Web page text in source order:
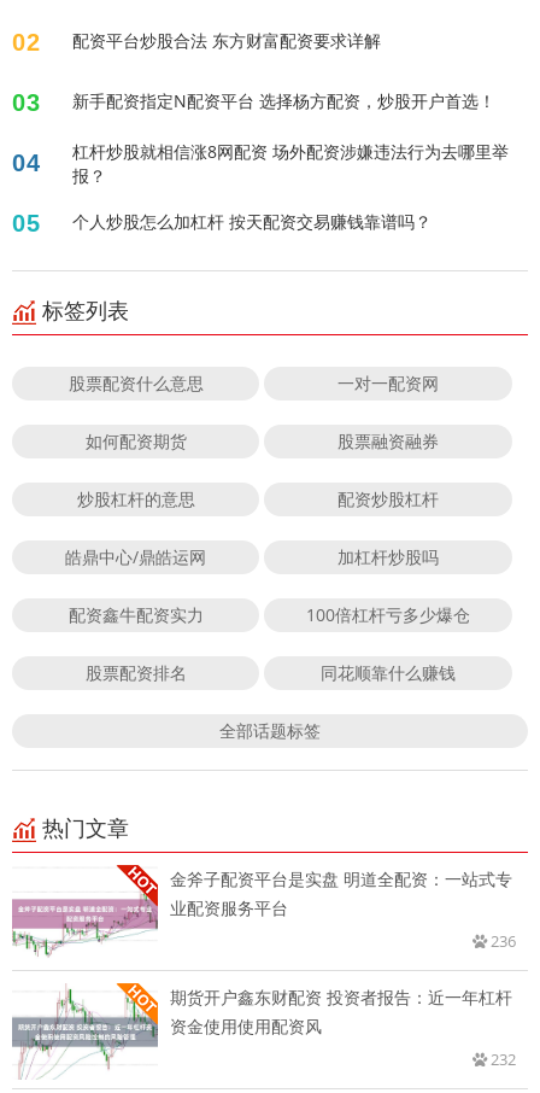
02 配资平台炒股合法 东方财富配资要求详解
03 新手配资指定N配资平台 选择杨方配资，炒股开户首选！
04
杠杆炒股就相信涨8网配资 场外配资涉嫌违法行为去哪里举
报？
05 个人炒股怎么加杠杆 按天配资交易赚钱靠谱吗？
标签列表
股票配资什么意思 一对一配资网
如何配资期货 股票融资融券
炒股杠杆的意思 配资炒股杠杆
皓鼎中心/鼎皓运网 加杠杆炒股吗
配资鑫牛配资实力 100倍杠杆亏多少爆仓
股票配资排名 同花顺靠什么赚钱
全部话题标签
热门文章
金斧子配资平台是实盘 明道全配资：一站式专
业配资服务平台
236
期货开户鑫东财配资 投资者报告：近一年杠杆
资金使用使用配资风
232